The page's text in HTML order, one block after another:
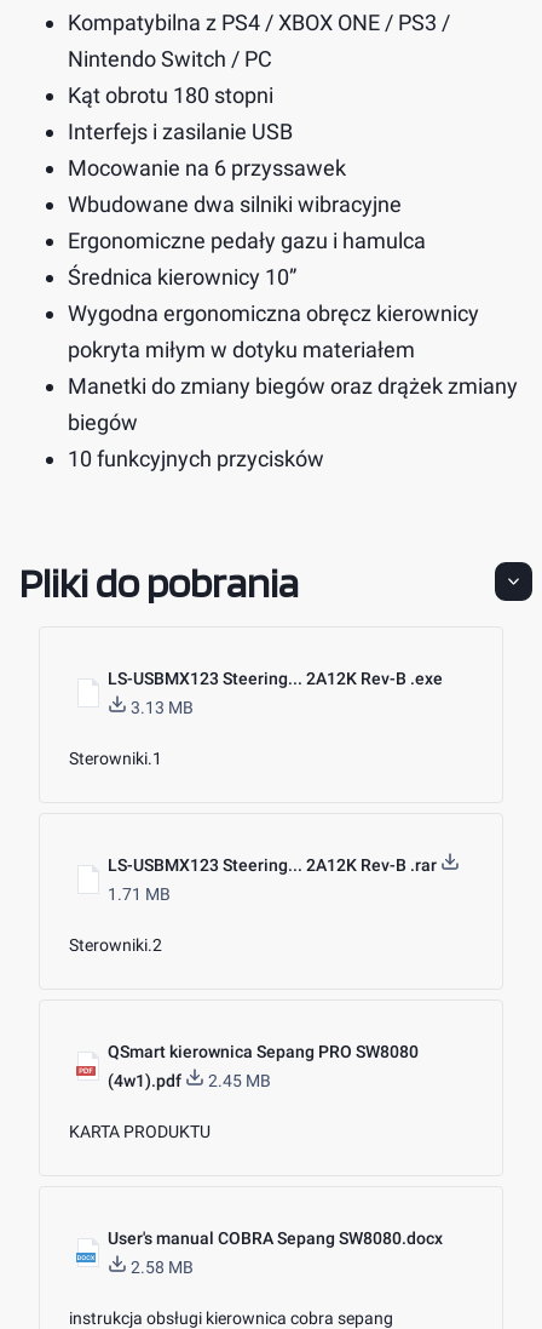
Kompatybilna z PS4 / XBOX ONE / PS3 /
Nintendo Switch / PC
Kąt obrotu 180 stopni
Interfejs i zasilanie USB
Mocowanie na 6 przyssawek
Wbudowane dwa silniki wibracyjne
Ergonomiczne pedały gazu i hamulca
Średnica kierownicy 10”
Wygodna ergonomiczna obręcz kierownicy
pokryta miłym w dotyku materiałem
Manetki do zmiany biegów oraz drążek zmiany
biegów
10 funkcyjnych przycisków
Pliki do pobrania
LS-USBMX123 Steering... 2A12K Rev-B .exe
3.13 MB
Sterowniki.1
LS-USBMX123 Steering... 2A12K Rev-B .rar
1.71 MB
Sterowniki.2
QSmart kierownica Sepang PRO SW8080
(4w1).pdf
2.45 MB
KARTA PRODUKTU
User's manual COBRA Sepang SW8080.docx
2.58 MB
instrukcja obsługi kierownica cobra sepang